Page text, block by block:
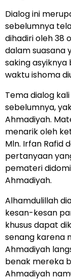
Dialog ini
sebelumnya
dihadiri oleh 38
dalam suasana
saking
waktu ishoma
Tema dialog
sebelumnya,
Ahmadiyah.
menarik oleh
Mln. Irfan Rafid
pertanyaan
pemateri
Ahmadiyah.
Alhamdulillah
kesan-kesan
khusus dapat
senang karena
Ahmadiyah
benak mereka
Ahmadiyah